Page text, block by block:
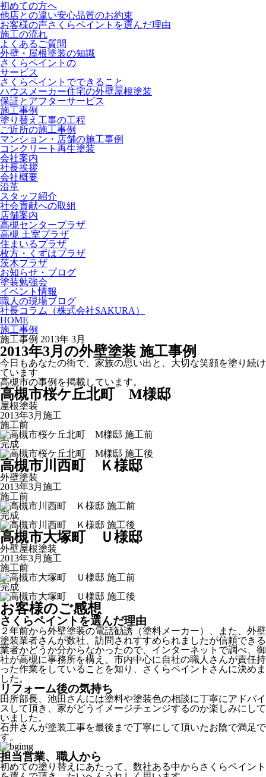
初めての方へ
他店との違い安心品質のお約束
お客様の声さくらペイントを選んだ理由
施工の流れ
よくあるご質問
外壁・屋根塗装の知識
さくらペイントの
サービス
さくらペイントでできること
ハウスメーカー住宅の外壁屋根塗装
保証とアフターサービス
施工事例
塗り替え工事の工程
ご近所の施工事例
マンション・店舗の施工事例
コンクリート再生塗装
会社案内
社長挨拶
会社概要
沿革
スタッフ紹介
社会貢献への取組
店舗案内
高槻センタープラザ
高槻 土室プラザ
住まいるプラザ
枚方・くずはプラザ
茨木プラザ
お知らせ・ブログ
塗装勉強会
イベント情報
職人の現場ブログ
社長コラム
（株式会社SAKURA）
HOME
施工事例
施工事例 2013年 3月
2013年3月 の外壁塗装 施工事例
今日もあなたの街で、家族の思い出と、大切な笑顔を塗り続け
ています
高槻市の事例を掲載しています。
高槻市桜ケ丘北町 М様邸
屋根塗装
2013年3月施工
施工前
完成
高槻市川西町 Ｋ様邸
外壁塗装
2013年3月施工
施工前
完成
高槻市大塚町 Ｕ様邸
外壁屋根塗装
2013年3月施工
施工前
完成
お客様のご感想
さくらペイントを選んだ理由
２年前から外壁塗装の電話勧誘（塗料メーカー）、また、外壁
塗装業者さんが数社、訪問されすすめられましたが信頼できる
業者かどうか分からなかったので、インターネットで調べ、御
社が高槻に事務所を構え、市内中心に自社の職人さんが責任持
った作業をしていることを知り、さくらペイントさんに決めま
した。
リフォーム後の気持ち
田所部長、池田さんには塗料や塗装色の相談に丁寧にアドバイ
スして頂き、家がどうイメージチェンジするのか楽しみにして
いました。
石井さんが塗装工事を最後まで丁寧にして頂いたお陰で満足で
す。
担当営業、職人から
初めての塗り替えにあたって、数社ある中からさくらペイント